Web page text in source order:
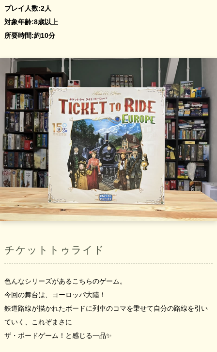
プレイ人数:2人
対象年齢:8歳以上
所要時間:約10分
チケットトゥライド
色んなシリーズがあるこちらのゲーム。
今回の舞台は、ヨーロッパ大陸！
鉄道路線が描かれたボードに列車のコマを乗せて自分の路線を引い
ていく、これぞまさに
ザ・ボードゲーム！と感じる一品✨